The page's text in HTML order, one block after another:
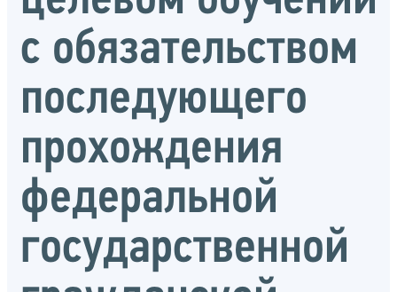
с обязательством
последующего
прохождения
федеральной
государственной